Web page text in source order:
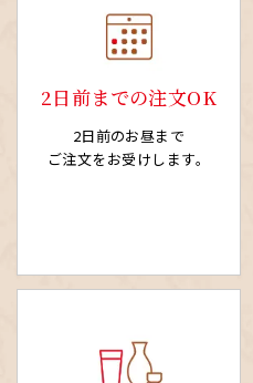
2日前までの注文OK
2日前のお昼まで
ご注文をお受けします。